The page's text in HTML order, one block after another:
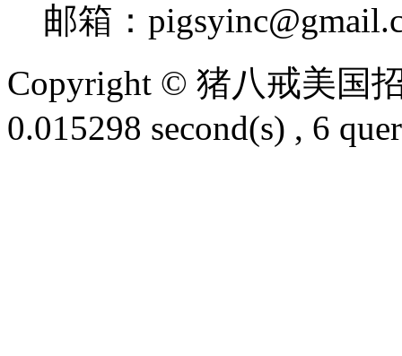
邮箱：
Copyright © 猪八戒美国
0.015298 second(s) , 6